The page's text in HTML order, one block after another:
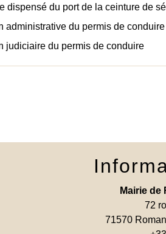
dispensé du port de la ceinture de
administrative du permis de conduire
judiciaire du permis de conduire
Mairie de
72
71570